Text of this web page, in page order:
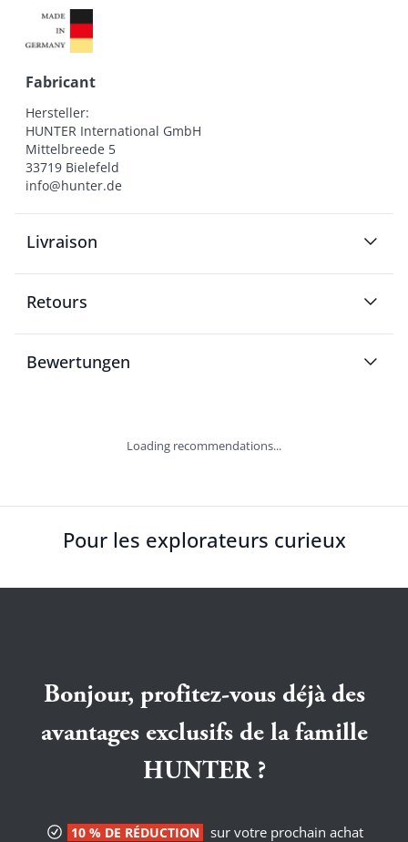
Fabricant
Hersteller:
HUNTER International GmbH
Mittelbreede 5
33719 Bielefeld
info@hunter.de
Livraison
Retours
Bewertungen
Loading recommendations...
Pour les explorateurs curieux
Bonjour, profitez-vous déjà des
avantages exclusifs de la famille
HUNTER ?
10 % DE RÉDUCTION
sur votre prochain achat